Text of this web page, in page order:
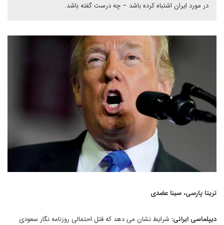
در مورد ایران اشتباه کرده باشد – چه درست گفته باشد.
تریتا پارسی، سینا عضدی
دیپلماسی ایرانی: شرایط نشان می دهد که قتل احتمالی روزنامه نگار سعودی